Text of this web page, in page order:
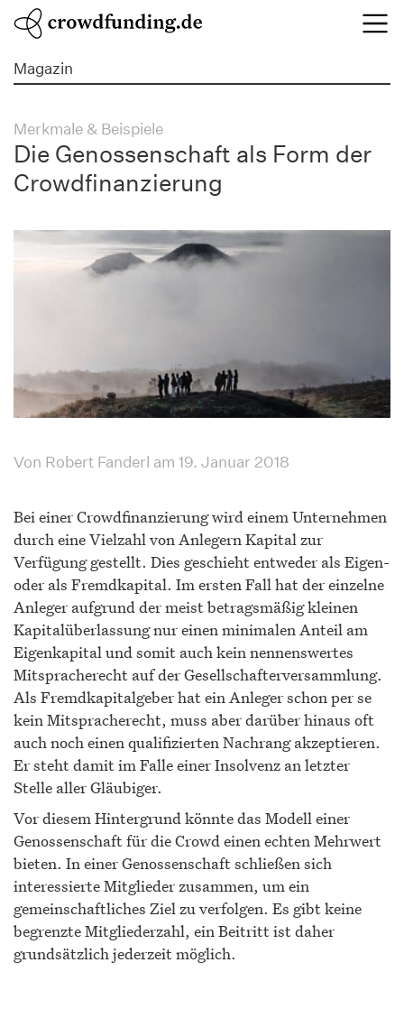
Magazin
Merkmale & Beispiele
Die Genossenschaft als Form der
Crowdfinanzierung
Von Robert Fanderl am 19. Januar 2018
Bei einer Crowdfinanzierung wird einem Unternehmen
durch eine Vielzahl von Anlegern Kapital zur
Verfügung gestellt. Dies geschieht entweder als Eigen-
oder als Fremdkapital. Im ersten Fall hat der einzelne
Anleger aufgrund der meist betragsmäßig kleinen
Kapitalüberlassung nur einen minimalen Anteil am
Eigenkapital und somit auch kein nennenswertes
Mitspracherecht auf der Gesellschafterversammlung.
Als Fremdkapitalgeber hat ein Anleger schon per se
kein Mitspracherecht, muss aber darüber hinaus oft
auch noch einen qualifizierten Nachrang akzeptieren.
Er steht damit im Falle einer Insolvenz an letzter
Stelle aller Gläubiger.
Vor diesem Hintergrund könnte das Modell einer
Genossenschaft für die Crowd einen echten Mehrwert
bieten. In einer Genossenschaft schließen sich
interessierte Mitglieder zusammen, um ein
gemeinschaftliches Ziel zu verfolgen. Es gibt keine
begrenzte Mitgliederzahl, ein Beitritt ist daher
grundsätzlich jederzeit möglich.